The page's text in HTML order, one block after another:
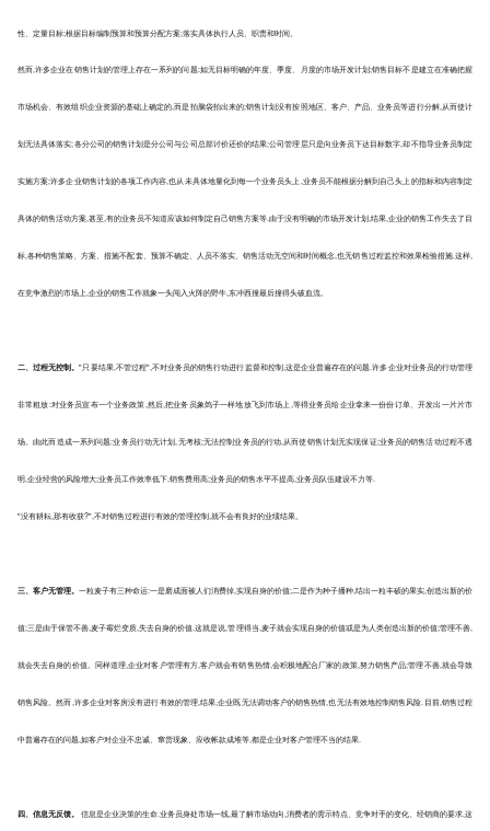
性、定量目标;根据目标编制预算和预算分配方案;落实具体执行人员、职责和时间。
然而,许多企业在销售计划的管理上存在一系列的问题:如无目标明确的年度、季度、月度的市场开发计划;销售目标不是建立在准确把握
市场机会、有效组织企业资源的基础上确定的,而是拍脑袋拍出来的;销售计划没有按照地区、客户、产品、业务员等进行分解,从而使计
划无法具体落实;各分公司的销售计划是分公司与公司总部讨价还价的结果;公司管理层只是向业务员下达目标数字,却不指导业务员制定
实施方案;许多企业销售计划的各项工作内容,也从未具体地量化到每一个业务员头上,业务员不能根据分解到自己头上的指标和内容制定
具体的销售活动方案,甚至,有的业务员不知道应该如何制定自己销售方案等.由于没有明确的市场开发计划,结果,企业的销售工作失去了目
标,各种销售策略、方案、措施不配套、预算不确定、人员不落实、销售活动无空间和时间概念,也无销售过程监控和效果检验措施.这样,
在竞争激烈的市场上,企业的销售工作就象一头闯入火阵的野牛,东冲西撞最后撞得头破血流。
二、过程无控制。"只要结果,不管过程",不对业务员的销售行动进行监督和控制,这是企业普遍存在的问题.许多企业对业务员的行动管理
非常粗放:对业务员宣布一个业务政策,然后,把业务员象鸽子一样地放飞到市场上,等得业务员给企业拿来一份份订单、开发出一片片市
场。由此而造成一系列问题:业务员行动无计划,无考核;无法控制业务员的行动,从而使销售计划无实现保证;业务员的销售活动过程不透
明,企业经营的风险增大;业务员工作效率低下,销售费用高;业务员的销售水平不提高,业务员队伍建设不力等.
"没有耕耘,那有收获?",不对销售过程进行有效的管理控制,就不会有良好的业绩结果。
三、客户无管理。 一粒麦子有三种命运:一是磨成面被人们消费掉,实现自身的价值;二是作为种子播种,结出一粒丰硕的果实,创造出新的价
值;三是由于保管不善,麦子霉烂变质,失去自身的价值.这就是说,管理得当,麦子就会实现自身的价值或是为人类创造出新的价值;管理不善,
就会失去自身的价值。 同样道理,企业对客户管理有方,客户就会有销售热情,会积极地配合厂家的政策,努力销售产品;管理不善,就会导致
销售风险。然而,许多企业对客房没有进行有效的管理,结果,企业既无法调动客户的销售热情,也无法有效地控制销售风险.目前,销售过程
中普遍存在的问题,如客户对企业不忠诚、窜货现象、应收帐款成堆等,都是企业对客户管理不当的结果.
四、信息无反馈。 信息是企业决策的生命.业务员身处市场一线,最了解市场动向,消费者的需示特点、竞争对手的变化、经销商的要求,这